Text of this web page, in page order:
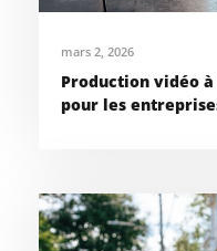
mars 2, 2026
Production vidéo
pour les